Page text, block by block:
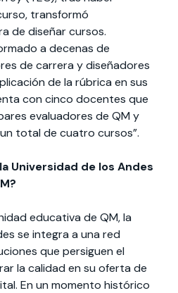
transformó
de diseñar cursos.
a decenas de
de carrera y diseñadores
de la rúbrica en sus
con cinco docentes que
evaluadores de QM y
total de cuatro cursos”.
Universidad de los Andes
educativa de QM, la
se integra a una red
que persiguen el
la calidad en su oferta de
En un momento histórico